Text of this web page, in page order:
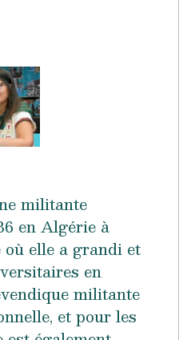
militante
en Algérie à
elle a grandi et
en
militante
et pour les